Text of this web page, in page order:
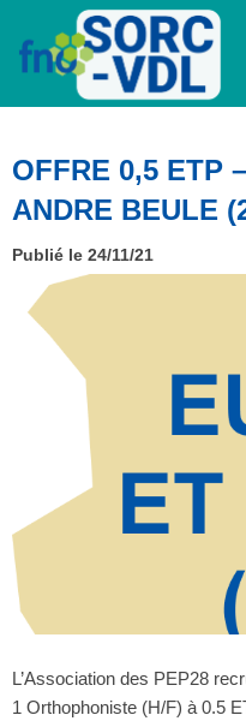
OFFRE 0,5 ETP
ANDRE BEULE
Publié le 24/11/21
L’Association des PEP28
1 Orthophoniste (H/F) à 0.5